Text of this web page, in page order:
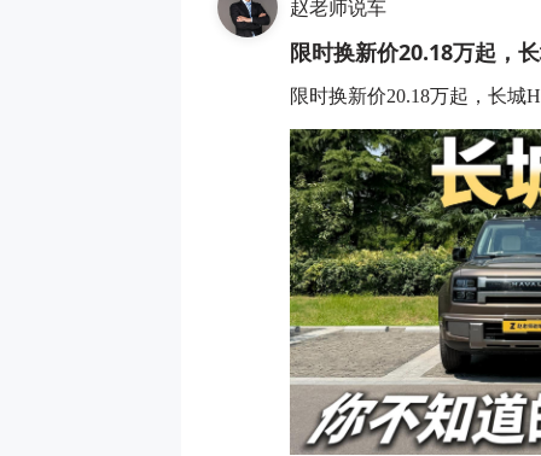
赵老师说车
限时换新价20.18万起，
限时换新价20.18万起，长城